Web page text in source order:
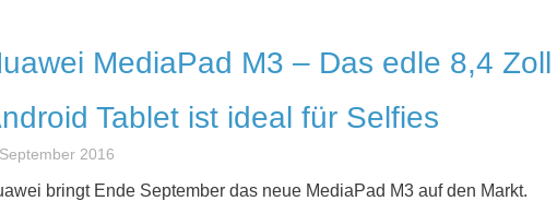
MediaPad M3 – Das edle 8,4 Zoll
Tablet ist ideal für Selfies
2016
bringt Ende September das neue MediaPad M3 auf den Markt.